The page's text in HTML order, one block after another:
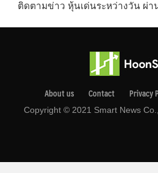
ติดตามข่าว หุ้นเด่นระหว่างวัน ผ่า
About us Contact Privacy
Copyright © 2021 Smart News